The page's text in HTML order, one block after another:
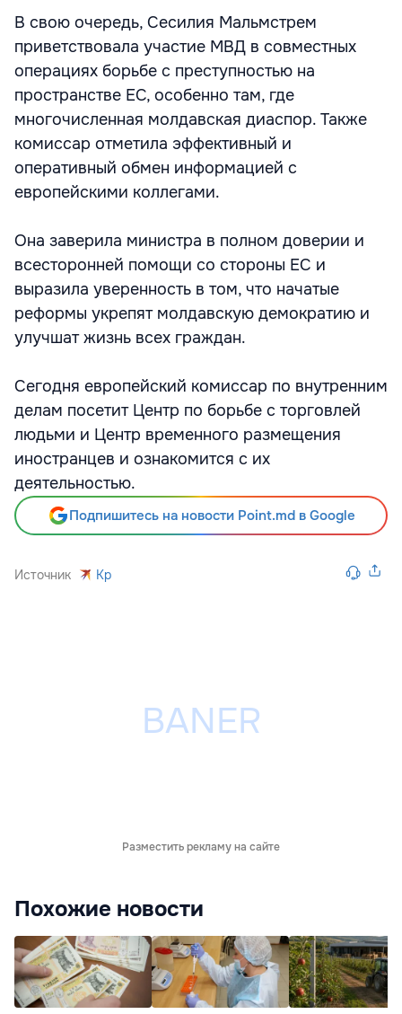
В свою очередь, Сесилия Мальмстрем
приветствовала участие МВД в совместных
операциях борьбе с преступностью на
пространстве ЕС, особенно там, где
многочисленная молдавская диаспор. Также
комиссар отметила эффективный и
оперативный обмен информацией с
европейскими коллегами.
Она заверила министра в полном доверии и
всесторонней помощи со стороны ЕС и
выразила уверенность в том, что начатые
реформы укрепят молдавскую демократию и
улучшат жизнь всех граждан.
Сегодня европейский комиссар по внутренним
делам посетит Центр по борьбе с торговлей
людьми и Центр временного размещения
иностранцев и ознакомится с их
деятельностью.
Подпишитесь на новости Point.md в Google
Источник Kp
Разместить рекламу на сайте
Похожие новости